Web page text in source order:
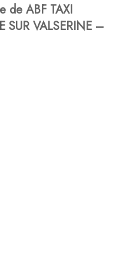
de ABF TAXI
SUR VALSERINE –